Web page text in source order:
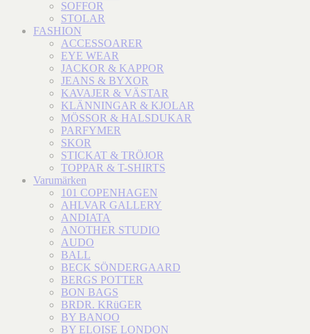
SOFFOR
STOLAR
FASHION
ACCESSOARER
EYE WEAR
JACKOR & KAPPOR
JEANS & BYXOR
KAVAJER & VÄSTAR
KLÄNNINGAR & KJOLAR
MÖSSOR & HALSDUKAR
PARFYMER
SKOR
STICKAT & TRÖJOR
TOPPAR & T-SHIRTS
Varumärken
101 COPENHAGEN
AHLVAR GALLERY
ANDIATA
ANOTHER STUDIO
AUDO
BALL
BECK SÖNDERGAARD
BERGS POTTER
BON BAGS
BRDR. KRüGER
BY BANOO
BY ELOISE LONDON